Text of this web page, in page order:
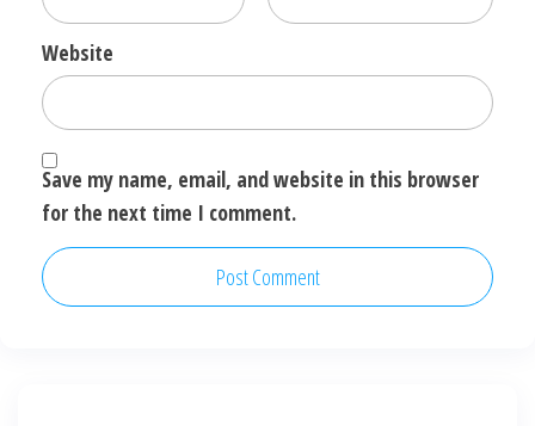
Website
Save my name, email, and website in this browser
for the next time I comment.